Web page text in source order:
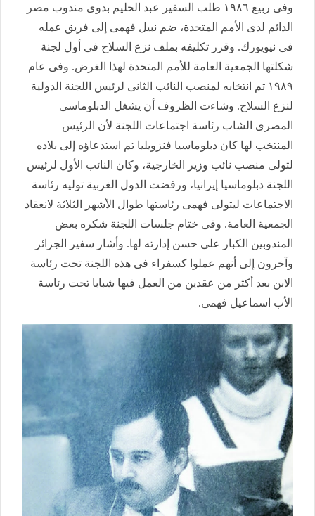
وفى ربيع ١٩٨٦ طلب السفير عبد الحليم بدوى مندوب مصر
الدائم لدى الأمم المتحدة، ضم نبيل فهمى إلى فريق عمله
فى نيويورك. وقرر تكليفه بملف نزع السلاح فى أول لجنة
شكلتها الجمعية العامة للأمم المتحدة لهذا الغرض. وفى عام
١٩٨٩ تم انتخابه لمنصب النائب الثانى لرئيس اللجنة الدولية
لنزع السلاح. وشاءت الظروف أن يشغل الدبلوماسى
المصرى الشاب رئاسة اجتماعات اللجنة لأن الرئيس
المنتخب لها كان دبلوماسيا فنزويليا تم استدعاؤه إلى بلاده
لتولى منصب نائب وزير الخارجية، وكان النائب الأول لرئيس
اللجنة دبلوماسيا إيرانيا، ورفضت الدول الغربية توليه رئاسة
الاجتماعات ليتولى فهمى رئاستها طوال الأشهر الثلاثة لانعقاد
الجمعية العامة. وفى ختام جلسات اللجنة شكره بعض
المندوبين الكبار على حسن إدارته لها. وأشار سفير الجزائر
وآخرون إلى أنهم عملوا كسفراء فى هذه اللجنة تحت رئاسة
الابن بعد أكثر من عقدين من العمل فيها شبابا تحت رئاسة
الأب اسماعيل فهمى.